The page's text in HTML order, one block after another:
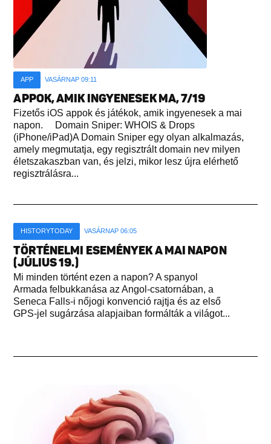
APP VASÁRNAP 09:11
APPOK, AMIK INGYENESEK MA, 7/19
Fizetős iOS appok és játékok, amik ingyenesek a mai
napon. Domain Sniper: WHOIS & Drops
(iPhone/iPad)A Domain Sniper egy olyan alkalmazás,
amely megmutatja, egy regisztrált domain nev milyen
életszakaszban van, és jelzi, mikor lesz újra elérhető
regisztrálásra...
HISTORYTODAY VASÁRNAP 06:05
TÖRTÉNELMI ESEMÉNYEK A MAI NAPON
(JÚLIUS 19.)
Mi minden történt ezen a napon? A spanyol
Armada felbukkanása az Angol-csatornában, a
Seneca Falls-i nőjogi konvenció rajtja és az első
GPS-jel sugárzása alapjaiban formálták a világot...